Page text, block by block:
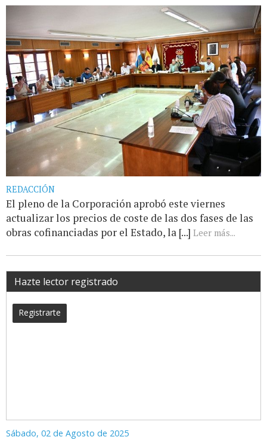
REDACCIÓN
El pleno de la Corporación aprobó este viernes
actualizar los precios de coste de las dos fases de las
obras cofinanciadas por el Estado, la [...] Leer más...
Hazte lector registrado
Registrarte
Sábado, 02 de Agosto de 2025